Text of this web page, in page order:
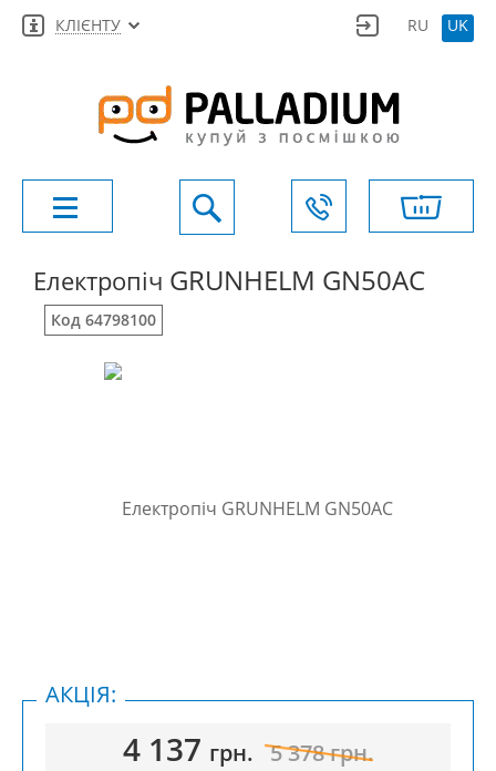
КЛІЄНТУ RU UK
Електропіч GRUNHELM GN50AC
Код 64798100
4 137 грн. 5 378грн.
АКЦІЯ: